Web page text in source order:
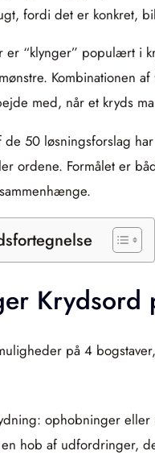
fordi det er konkret,
er “klynger” populært i
Kombinationen
med, når et kryds
de 50 løsningsforslag
ordene. Formålet er
Krydsord
på 4
ophobninger
hob af udfordringer,